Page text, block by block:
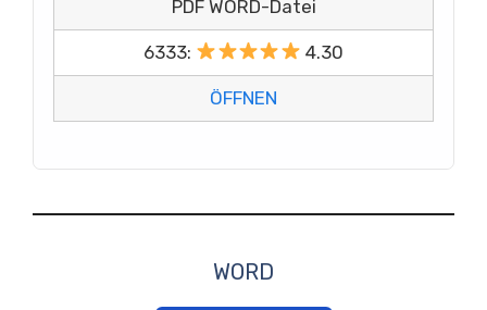
PDF WORD-Datei
6333: 4.30
ÖFFNEN
WORD